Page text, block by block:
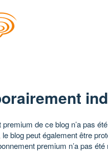
de ce blog n’a pas
blog peut également être
premium n’a pas été